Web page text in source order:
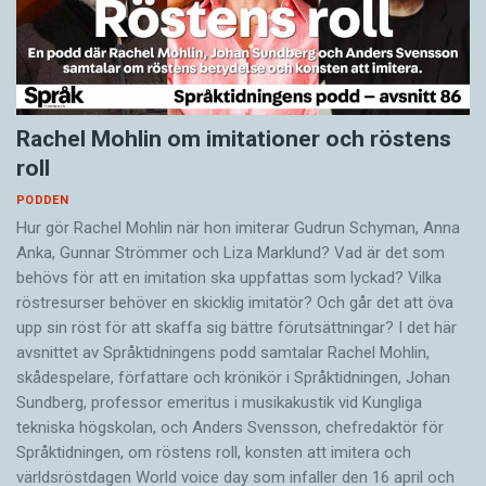
Rachel Mohlin om imitationer och röstens
roll
PODDEN
Hur gör Rachel Mohlin när hon imiterar Gudrun Schyman, Anna
Anka, Gunnar Strömmer och Liza Marklund? Vad är det som
behövs för att en imitation ska uppfattas som lyckad? Vilka
röstresurser behöver en skicklig imitatör? Och går det att öva
upp sin röst för att skaffa sig bättre förutsättningar? I det här
avsnittet av Språktidningens podd samtalar Rachel Mohlin,
skådespelare, författare och krönikör i Språktidningen, Johan
Sundberg, professor emeritus i musikakustik vid Kungliga
tekniska högskolan, och Anders Svensson, chefredaktör för
Språktidningen, om röstens roll, konsten att imitera och
världsröstdagen World voice day som infaller den 16 april och